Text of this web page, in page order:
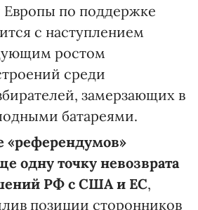
Европы по поддержке
с наступлением
ростом
среди
замерзающих в
батареями.
«референдумов»
одну точку невозврата
РФ с США и ЕС,
позиции сторонников